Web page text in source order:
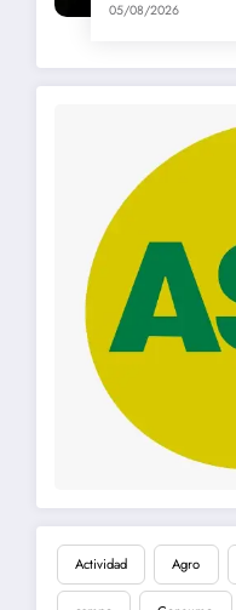
05/08/2026
Actividad Agro